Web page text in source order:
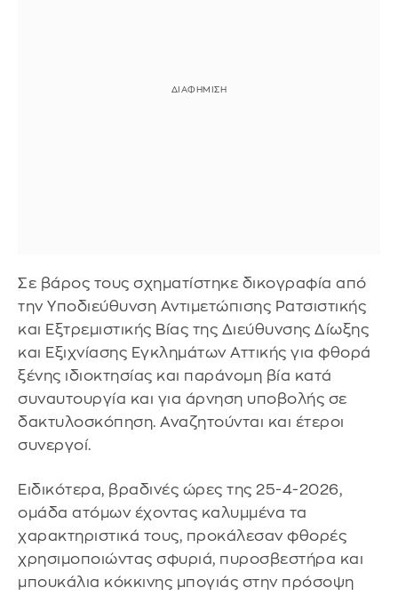
Σε βάρος τους σχηματίστηκε δικογραφία από
την Υποδιεύθυνση Αντιμετώπισης Ρατσιστικής
και Εξτρεμιστικής Βίας της Διεύθυνσης Δίωξης
και Εξιχνίασης Εγκλημάτων Αττικής για φθορά
ξένης ιδιοκτησίας και παράνομη βία κατά
συναυτουργία και για άρνηση υποβολής σε
δακτυλοσκόπηση. Αναζητούνται και έτεροι
συνεργοί.
Ειδικότερα, βραδινές ώρες της 25-4-2026,
ομάδα ατόμων έχοντας καλυμμένα τα
χαρακτηριστικά τους, προκάλεσαν φθορές
χρησιμοποιώντας σφυριά, πυροσβεστήρα και
μπουκάλια κόκκινης μπογιάς στην πρόσοψη